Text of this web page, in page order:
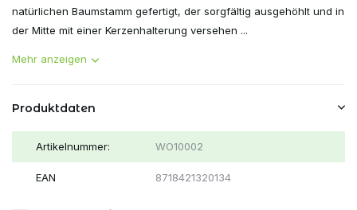
natürlichen Baumstamm gefertigt, der sorgfältig ausgehöhlt und in
der Mitte mit einer Kerzenhalterung versehen ...
Mehr anzeigen
Produktdaten
Artikelnummer: WO10002
EAN 8718421320134